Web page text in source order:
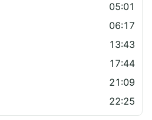
05:01
06:17
13:43
17:44
21:09
22:25